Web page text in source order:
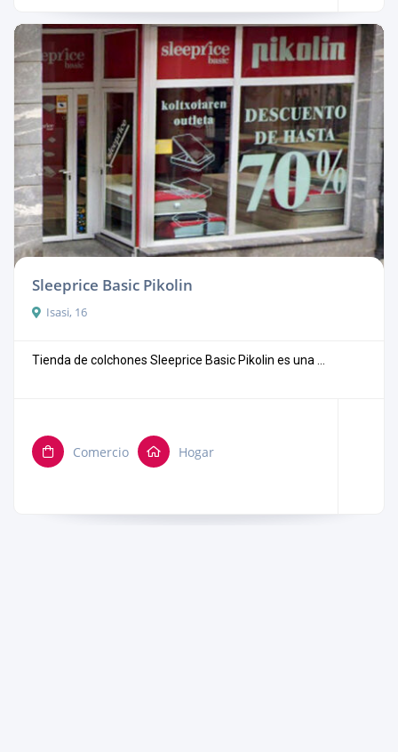
Sleeprice Basic Pikolin
Isasi, 16
Tienda de colchones Sleeprice Basic Pikolin es una ...
Comercio Hogar